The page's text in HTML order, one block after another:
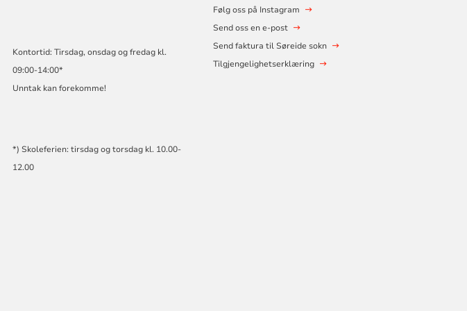
Kontortid: Tirsdag, onsdag og fredag kl.
09:00-14:00*
Unntak kan forekomme!
*) Skoleferien: tirsdag og torsdag kl. 10.00-
12.00
Følg oss på Instagram
Send oss en e-post
Send faktura til Søreide sokn
Tilgjengelighetserklæring